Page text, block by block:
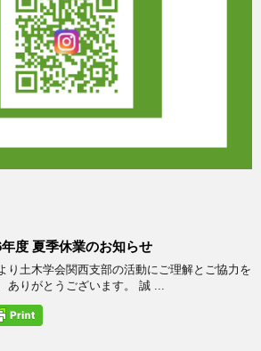
度 夏季休業のお知らせ
り土木学会関西支部の活動にご理解とご協力を
ありがとうございます。 誠 ...